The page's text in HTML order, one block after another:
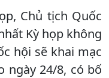
Chủ tịch Quốc
Kỳ họp không
hội sẽ khai mạc
ngày 24/8, có bố